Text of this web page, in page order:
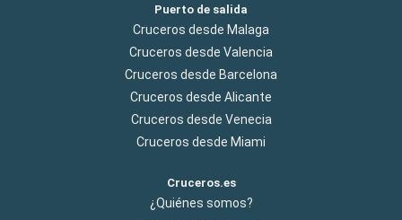
Puerto de salida
Cruceros desde Malaga
Cruceros desde Valencia
Cruceros desde Barcelona
Cruceros desde Alicante
Cruceros desde Venecia
Cruceros desde Miami
Cruceros.es
¿Quiénes somos?